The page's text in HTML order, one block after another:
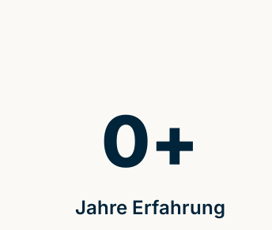
Jahre Erfahrung
0+